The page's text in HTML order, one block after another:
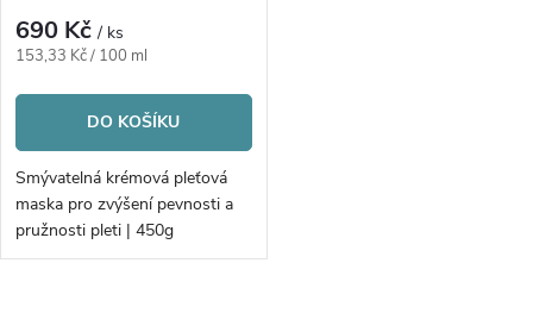
690 Kč/ ks
Měrná
153,33 Kč / 100 ml
DO KOŠÍKU
Smývatelná krémová pleťová
maska pro zvýšení pevnosti a
pružnosti pleti | 450g